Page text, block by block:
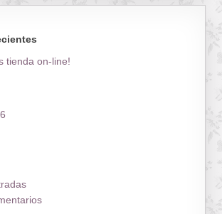
tienda on-line!